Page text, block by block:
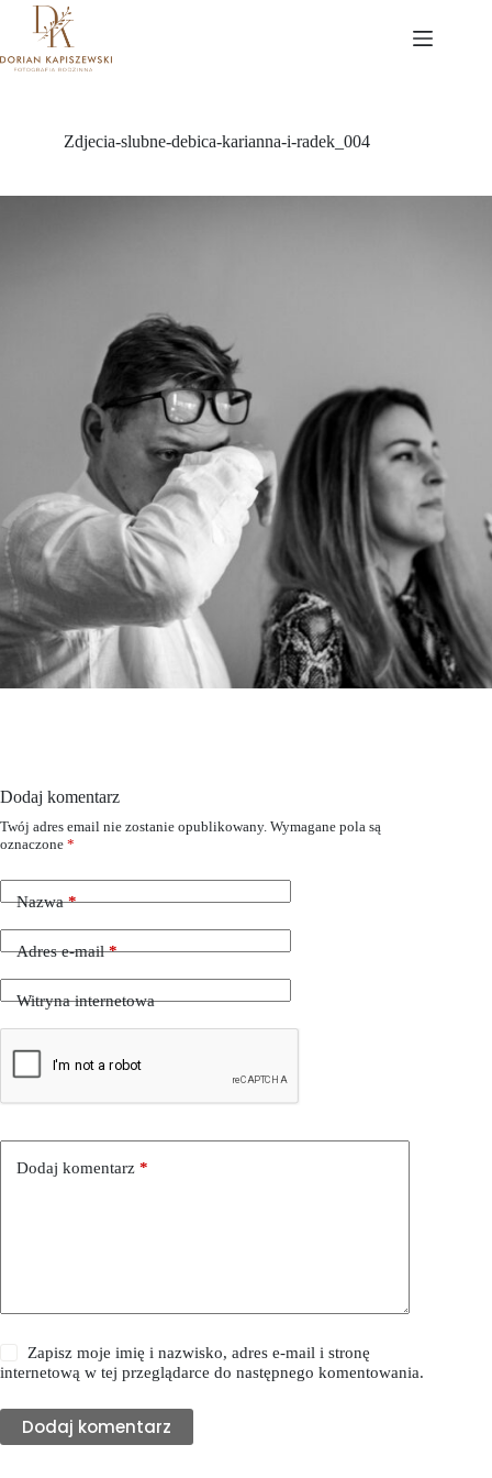
Przejdź
Zdjecia-slubne-debica-karianna-i-radek_004
Dodaj komentarz
Twój adres email nie zostanie opublikowany. Wymagane pola są
oznaczone *
Nazwa*
Adres e-mail*
Witryna internetowa
Dodaj komentarz *
Zapisz moje imię i nazwisko, adres e-mail i stronę
internetową w tej przeglądarce do następnego komentowania.
Dodaj komentarz